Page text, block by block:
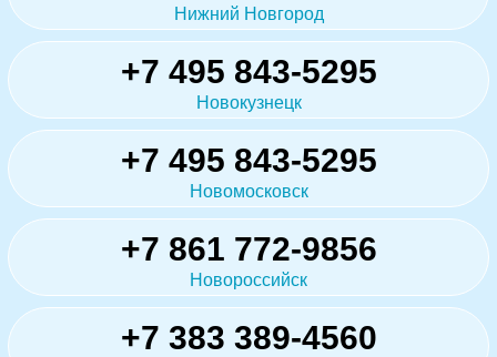
Нижний Новгород
+7 495 843-5295
Новокузнецк
+7 495 843-5295
Новомосковск
+7 861 772-9856
Новороссийск
+7 383 389-4560